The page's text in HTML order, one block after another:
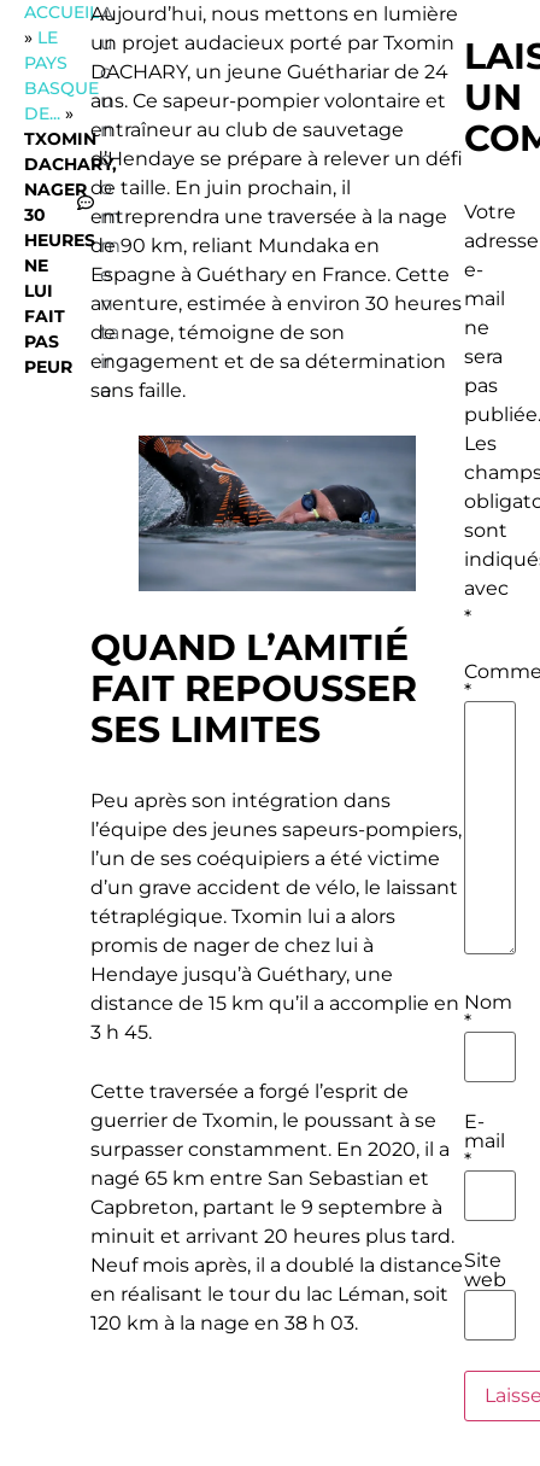
ACCUEIL
» LE
PAYS
BASQUE
DE... »
TXOMIN
DACHARY,
NAGER
30
HEURES
NE
LUI
FAIT
PAS
PEUR
A
u
c
u
n
c
o
m
m
e
n
ta
ir
e
Aujourd’hui, nous mettons en lumière
un projet audacieux porté par Txomin
DACHARY, un jeune Guéthariar de 24
ans. Ce sapeur-pompier volontaire et
entraîneur au club de sauvetage
d’Hendaye se prépare à relever un défi
de taille. En juin prochain, il
entreprendra une traversée à la nage
de 90 km, reliant Mundaka en
Espagne à Guéthary en France. Cette
aventure, estimée à environ 30 heures
de nage, témoigne de son
engagement et de sa détermination
sans faille.
QUAND L’AMITIÉ
FAIT REPOUSSER
SES LIMITES
Peu après son intégration dans
l’équipe des jeunes sapeurs-pompiers,
l’un de ses coéquipiers a été victime
d’un grave accident de vélo, le laissant
tétraplégique. Txomin lui a alors
promis de nager de chez lui à
Hendaye jusqu’à Guéthary, une
distance de 15 km qu’il a accomplie en
3 h 45.
Cette traversée a forgé l’esprit de
guerrier de Txomin, le poussant à se
surpasser constamment. En 2020, il a
nagé 65 km entre San Sebastian et
Capbreton, partant le 9 septembre à
minuit et arrivant 20 heures plus tard.
Neuf mois après, il a doublé la distance
en réalisant le tour du lac Léman, soit
120 km à la nage en 38 h 03.
UN
Votre
adresse
e-
mail
ne
sera
pas
Les
sont
avec
*
*
Nom
*
E-
mail
*
Site
web